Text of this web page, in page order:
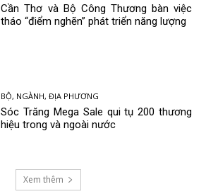
Cần Thơ và Bộ Công Thương bàn việc
tháo “điểm nghẽn” phát triển năng lượng
BỘ, NGÀNH, ĐỊA PHƯƠNG
Sóc Trăng Mega Sale qui tụ 200 thương
hiệu trong và ngoài nước
Xem thêm